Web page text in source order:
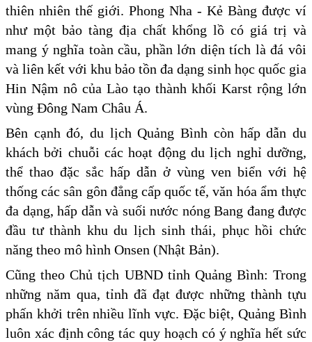
thiên nhiên thế giới. Phong Nha - Kẻ Bàng được ví
như một bảo tàng địa chất khổng lồ có giá trị và
mang ý nghĩa toàn cầu, phần lớn diện tích là đá vôi
và liên kết với khu bảo tồn đa dạng sinh học quốc gia
Hin Nậm nô của Lào tạo thành khối Karst rộng lớn
vùng Đông Nam Châu Á.
Bên cạnh đó, du lịch Quảng Bình còn hấp dẫn du
khách bởi chuỗi các hoạt động du lịch nghỉ dưỡng,
thể thao đặc sắc hấp dẫn ở vùng ven biển với hệ
thống các sân gôn đẳng cấp quốc tế, văn hóa ẩm thực
đa dạng, hấp dẫn và suối nước nóng Bang đang được
đầu tư thành khu du lịch sinh thái, phục hồi chức
năng theo mô hình Onsen (Nhật Bản).
Cũng theo Chủ tịch UBND tỉnh Quảng Bình: Trong
những năm qua, tỉnh đã đạt được những thành tựu
phấn khởi trên nhiều lĩnh vực. Đặc biệt, Quảng Bình
luôn xác định công tác quy hoạch có ý nghĩa hết sức